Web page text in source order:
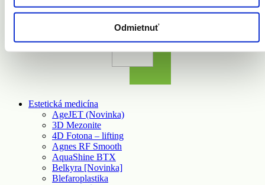
Odmietnuť
Trestného zákona (Porušovanie autorského práva).
Estetická medicína
AgeJET (Novinka)
3D Mezonite
4D Fotona – lifting
Agnes RF Smooth
AquaShine BTX
Belkyra [Novinka]
Blefaroplastika